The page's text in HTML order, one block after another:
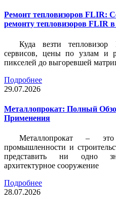
Ремонт тепловизоров FLIR:
ремонту тепловизоров FLIR
Куда везти
сервисов, цены по узлам и
пикселей до выгоревшей
Подробнее
29.07.2026
Металлопрокат: Полный
Применения
Металлопрокат –
промышленности и
представить ни одно
архитектурное сооружение
Подробнее
28.07.2026